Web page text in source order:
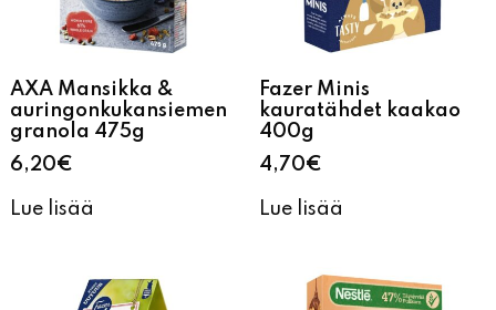
AXA Mansikka &
auringonkukansiemen
granola 475g
6,20€
Lue lisää
Fazer Minis
kauratähdet kaakao
400g
4,70€
Lue lisää